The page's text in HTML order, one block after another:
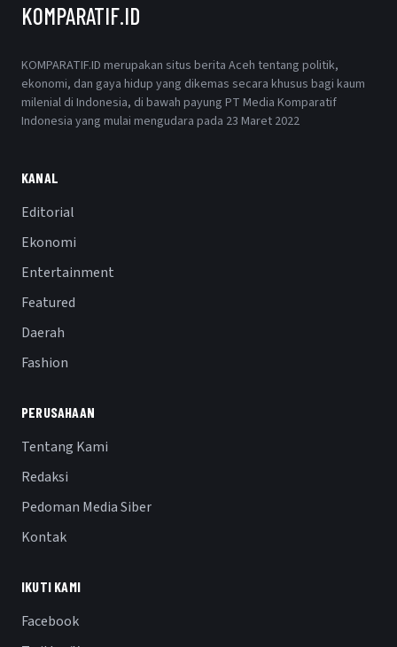
KOMPARATIF.ID
KOMPARATIF.ID merupakan situs berita Aceh tentang politik,
ekonomi, dan gaya hidup yang dikemas secara khusus bagi kaum
milenial di Indonesia, di bawah payung PT Media Komparatif
Indonesia yang mulai mengudara pada 23 Maret 2022
KANAL
Editorial
Ekonomi
Entertainment
Featured
Daerah
Fashion
PERUSAHAAN
Tentang Kami
Redaksi
Pedoman Media Siber
Kontak
IKUTI KAMI
Facebook